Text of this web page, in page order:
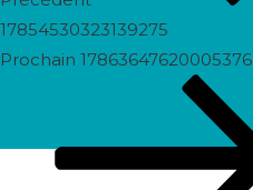
17854530323139275
Prochain
Prochain 17863647620005376